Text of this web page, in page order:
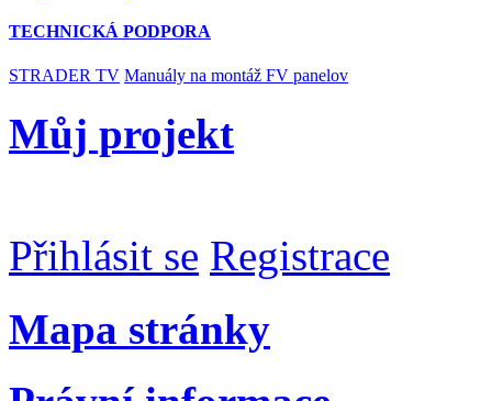
TECHNICKÁ PODPORA
STRADER TV Manuály na montáž FV panelov
Můj projekt
Přihlásit se Registrace
Mapa stránky